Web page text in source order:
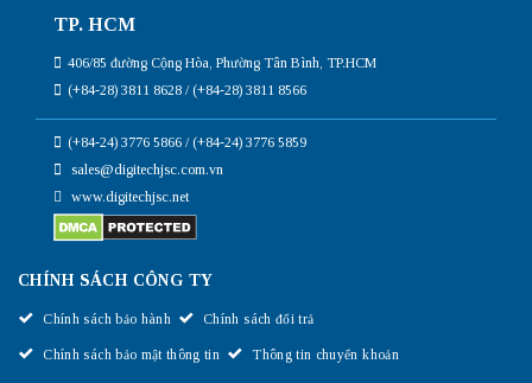
TP. HCM
406/85 đường Cộng Hòa, Phường Tân Bình, TP.HCM
(+84-28) 3811 8628 / (+84-28) 3811 8566
(+84-24) 3776 5866 / (+84-24) 3776 5859
sales@digitechjsc.com.vn
www.digitechjsc.net
CHÍNH SÁCH CÔNG TY
Chính sách bảo hành Chính sách đổi trả
Chính sách bảo mật thông tin Thông tin chuyển khoản